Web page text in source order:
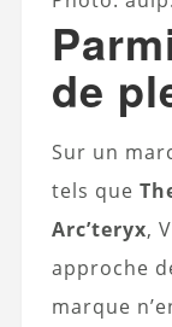
de
Sur un
tels que
Arc’teryx,
approche
marque